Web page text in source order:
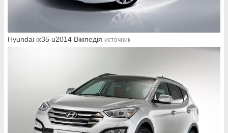
Hyundai ix35 u2014 Вікіпедія источник